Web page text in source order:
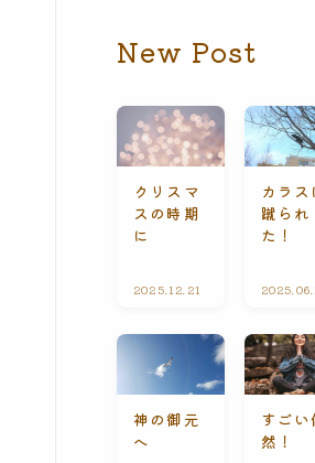
New Post
クリスマ
スの時期
に
2025.12.21
て
カラス
蹴られ
た！
神の御元
へ
すごい
然！